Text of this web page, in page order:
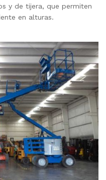
y de tijera, que permiten
en alturas.